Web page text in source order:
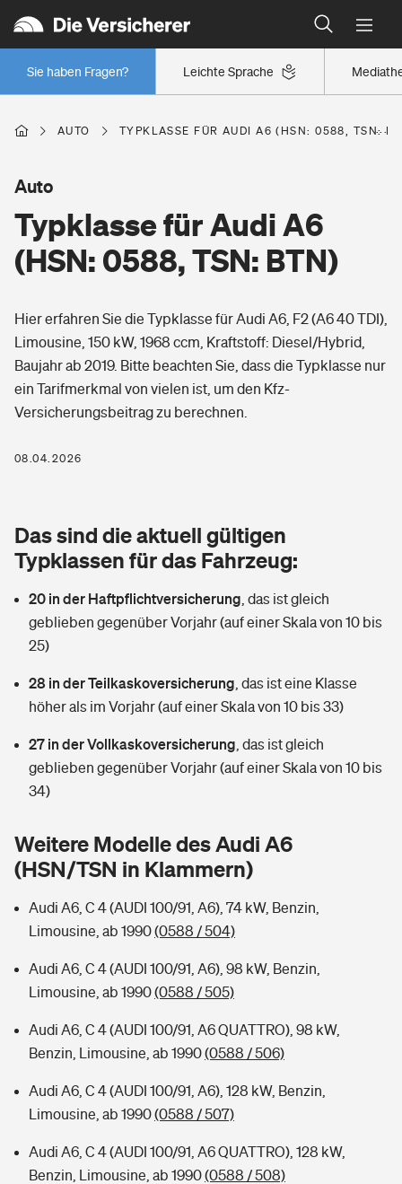
Leichte Sprache
Sie haben Fragen?
Wer versichert was: Jetzt Versicherer finden
Regionalklassen: So ist Ihre Region eingestuft
Wer versichert was: Jetzt Versicherer finden
Berufsunfähigkeitsversicherung
Erwerbsunfähigkeitsversicherung
Grundfähigkeitsversicherung
Arbeitsrechtsschutz
Berufshaftpflichtversicherung
Zur Übersicht
Tools
Wer versichert was: Jetzt Versicherer finden
Sie haben Fragen?
Wohnen
Glasversicherung
Mietkautionsversicherung
Restkreditversicherung
Tools
Hochwasser-Check: Wie gefährdet ist Ihr Haus?
Sie haben Fragen?
Freizeit
Pri­vate Haft­pflicht­
Kinderunfall­ver­si­che­rung
Kinderinvalidität
Hundehalter-Haftpflicht
Handyversicherung
Private Cyberversicherung
Zur Übersicht
Kinderunfall-Check: Mehr Sicherheit für deine Kids
Typklassen: So ist Ihr Auto eingestuft
Sie haben Fragen?
Gesundheit
Private Krankenversicherung
Dread-Disease-Versicherung
Tierkrankenversicherung
Zur Übersicht
Tools
Wer versichert was: Jetzt Versicherer finden
Rentenrechner: Wie viel Geld bekomme ich im Alter?
AUTO TYPKLASSE FÜR AUDI A6 (HSN: 0588, TSN:
Typklasse für Audi A6
(HSN: 0588, TSN: BTN)
Auto
Hier erfahren Sie die Typklasse für Audi A6, F2 (A6 40 TDI),
Limousine, 150 kW, 1968 ccm, Kraftstoff: Diesel/Hybrid,
Baujahr ab 2019. Bitte beachten Sie, dass die Typklasse nur
ein Tarifmerkmal von vielen ist, um den Kfz-
Versicherungsbeitrag zu berechnen.
08.04.2026
Das sind die aktuell gültigen
Typklassen für das Fahrzeug:
20 in der Haftpflichtversicherung das ist gleich
geblieben gegenüber Vorjahr (auf einer Skala von 10 bis
25)
28 in der Teilkaskoversicherung das ist eine Klasse
höher als im Vorjahr (auf einer Skala von 10 bis 33)
27 in der Vollkaskoversicherung das ist gleich
geblieben gegenüber Vorjahr (auf einer Skala von 10 bis
34)
Weitere Modelle des Audi A6
(HSN/TSN in Klammern)
Audi A6, C 4 (AUDI 100/91, A6), 74 kW, Benzin,
Limousine, ab 1990(0588 / 504)
Audi A6, C 4 (AUDI 100/91, A6), 98 kW, Benzin,
Limousine, ab 1990(0588 / 505)
Audi A6, C 4 (AUDI 100/91, A6 QUATTRO), 98 kW,
Benzin, Limousine, ab 1990(0588 / 506)
Audi A6, C 4 (AUDI 100/91, A6), 128 kW, Benzin,
Limousine, ab 1990(0588 / 507)
Audi A6, C 4 (AUDI 100/91, A6 QUATTRO), 128 kW,
Benzin, Limousine, ab 1990(0588 / 508)